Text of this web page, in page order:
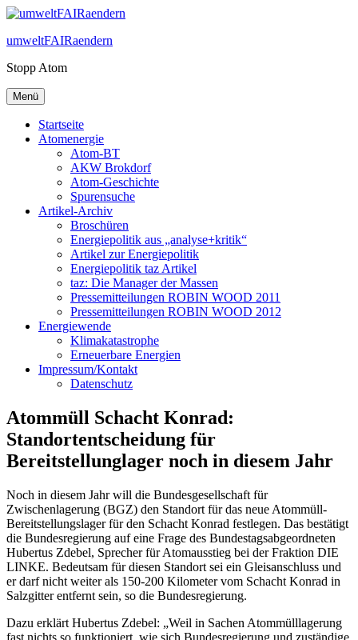
Zum
springen
umweltFAIRaendern
Stopp Atom
Menü
Startseite
Atomenergie
Atom-BT
AKW Brokdorf
Atom-Geschichte
Spurensuche
Artikel-Archiv
Broschüren
Energiepolitik aus „analyse+kritik“
Artikel zur Energiepolitik
Energiepolitik taz Artikel
taz: Die Manager der Massen
Pressemitteilungen ROBIN WOOD 2011
Pressemitteilungen ROBIN WOOD 2012
Energiewende
Klimakatastrophe
Erneuerbare Energien
Impressum/Kontakt
Datenschutz
Atommüll Schacht Konrad:
Standortentscheidung für
Bereitstellunglager noch in diesem Jahr
Noch in diesem Jahr will die Bundesgesellschaft für
Zwischenlagerung (BGZ) den Standort für das neue Atommüll-
Bereitstellungslager für den Schacht Konrad festlegen. Das bestätigt
die Bundesregierung auf eine Frage des Bundestagsabgeordneten
Hubertus Zdebel, Sprecher für Atomausstieg bei der Fraktion DIE
LINKE. Bedeutsam für diesen Standort sei ein Gleisanschluss und
er darf nicht weiter als 150-200 Kilometer vom Schacht Konrad in
Salzgitter entfernt sein, so die Bundesregierung.
Dazu erklärt Hubertus Zdebel: „Weil in Sachen Atommülllagerung
fast nichts so funktioniert, wie sich Bundesregierung und zuständige